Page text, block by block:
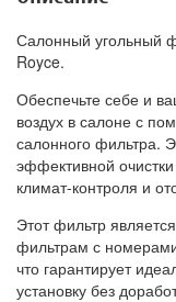
Салонный угольный
Royce.
Обеспечьте себе и
воздух в салоне с
салонного фильтра.
эффективной
климат-контроля и
Этот фильтр
фильтрам с
что гарантирует
установку без